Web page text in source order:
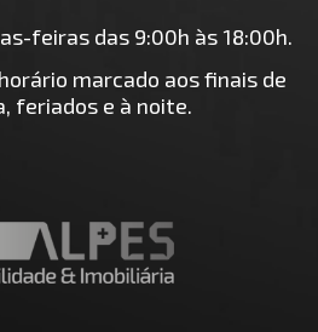
feiras das 9:00h às 18:00h.
marcado aos finais de
feriados e à noite.